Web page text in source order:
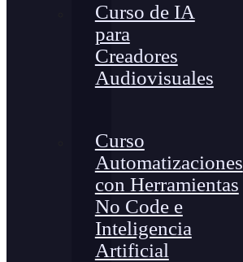
Curso de IA
para
Creadores
Audiovisuales
Curso
Automatizaciones
con Herramientas
No Code e
Inteligencia
Artificial